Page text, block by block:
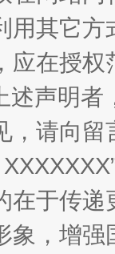
除
用其它
应在授
述声明
，请向
在于传
象，增